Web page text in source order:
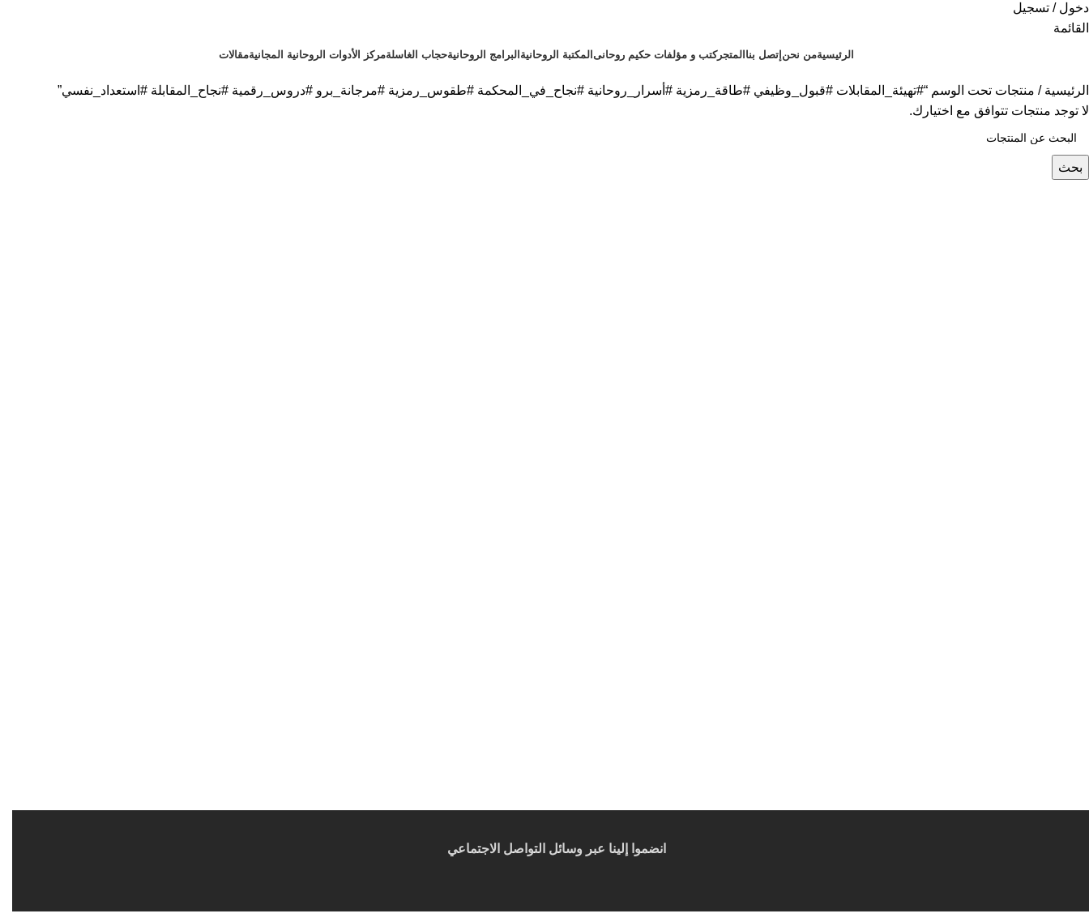
دخول / تسجيل
القائمة
الرئيسيةمن نحن إتصل بنا المتجركتب و مؤلفات حكيم روحانى المكتبة الروحانية البرامج الروحانيةحجاب الغاسلةمركز الأدوات الروحانية المجانيةمقالات
الرئيسية منتجات تحت الوسم “#تهيئة_المقابلات #قبول_وظيفي #طاقة_رمزية #أسرار_روحانية #نجاح_في_المحكمة #طقوس_رمزية #مرجانة_برو #دروس_رقمية #نجاح_المقابلة #استعداد_نفسي”
لا توجد منتجات تتوافق مع اختيارك.
بحث
انضموا إلينا عبر وسائل التواصل الاجتماعي